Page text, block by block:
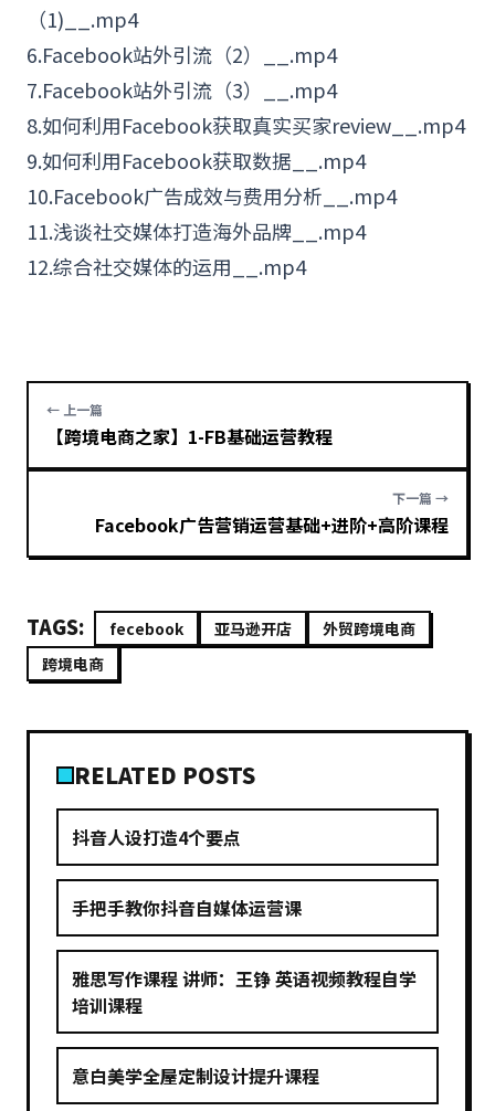
（1)__.mp4
6.Facebook站外引流（2）__.mp4
7.Facebook站外引流（3）__.mp4
8.如何利用Facebook获取真实买家review__.mp4
9.如何利用Facebook获取数据__.mp4
10.Facebook广告成效与费用分析__.mp4
11.浅谈社交媒体打造海外品牌__.mp4
12.综合社交媒体的运用__.mp4
← 上一篇
【跨境电商之家】1-FB基础运营教程
下一篇 →
Facebook广告营销运营基础+进阶+高阶课程
TAGS: fecebook 亚马逊开店
外贸跨境电商
跨境电商
RELATED POSTS
抖音人设打造4个要点
手把手教你抖音自媒体运营课
雅思写作课程 讲师：王铮 英语视频教程自学
培训课程
意白美学全屋定制设计提升课程